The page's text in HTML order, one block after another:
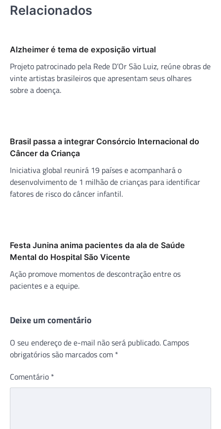
Relacionados
Alzheimer é tema de exposição virtual
Projeto patrocinado pela Rede D’Or São Luiz, reúne obras de
vinte artistas brasileiros que apresentam seus olhares
sobre a doença.
Brasil passa a integrar Consórcio Internacional do
Câncer da Criança
Iniciativa global reunirá 19 países e acompanhará o
desenvolvimento de 1 milhão de crianças para identificar
fatores de risco do câncer infantil.
Festa Junina anima pacientes da ala de Saúde
Mental do Hospital São Vicente
Ação promove momentos de descontração entre os
pacientes e a equipe.
Deixe um comentário
O seu endereço de e-mail não será publicado. Campos
obrigatórios são marcados com *
Comentário *